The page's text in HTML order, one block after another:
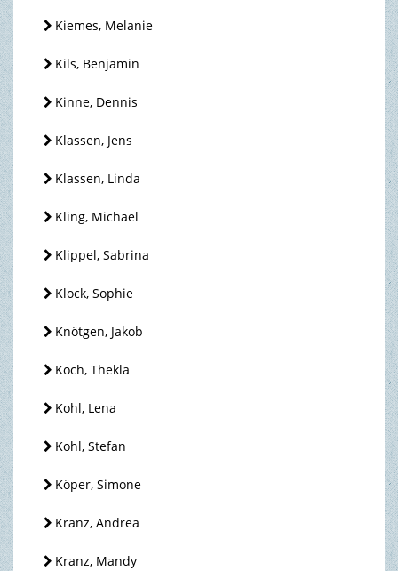
Kiemes, Melanie
Kils, Benjamin
Kinne, Dennis
Klassen, Jens
Klassen, Linda
Kling, Michael
Klippel, Sabrina
Klock, Sophie
Knötgen, Jakob
Koch, Thekla
Kohl, Lena
Kohl, Stefan
Köper, Simone
Kranz, Andrea
Kranz, Mandy